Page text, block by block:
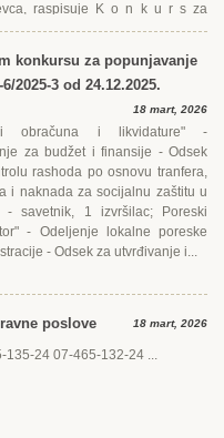
raspisuje K o n k u r s za
konkursu za popunjavanje
2025-3 od 24.12.2025.
18 mart, 2026
obračuna i likvidature" -
za budžet i finansije - Odsek
rashoda po osnovu tranfera,
i naknada za socijalnu zaštitu u
- savetnik, 1 izvršilac; Poreski
- Odeljenje lokalne poreske
- Odsek za utvrđivanje i...
poslove 18 mart, 2026
135-24 07-465-132-24 ...